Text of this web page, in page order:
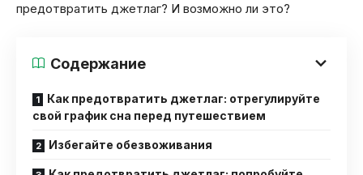
предотвратить джетлаг? И возможно ли это?
Содержание
Как предотвратить джетлаг: отрегулируйте
свой график сна перед путешествием
Избегайте обезвоживания